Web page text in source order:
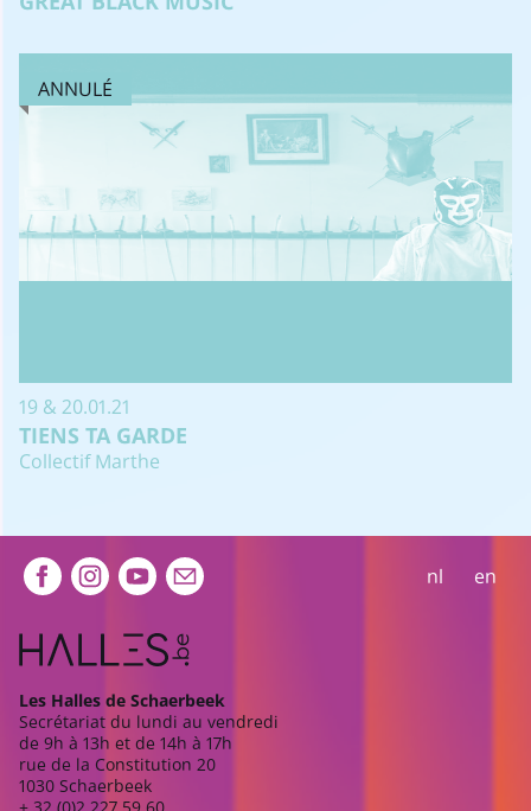
ANNULÉ
19 & 20.01.21
TIENS TA GARDE
Collectif Marthe
Extra navigation nl en
Les Halles de Schaerbeek
Secrétariat du lundi au vendredi
de 9h à 13h et de 14h à 17h
rue de la Constitution 20
1030 Schaerbeek